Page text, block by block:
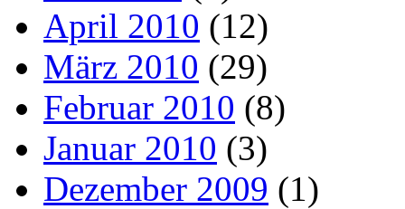
April 2010 (12)
März 2010 (29)
Februar 2010 (8)
Januar 2010 (3)
Dezember 2009 (1)